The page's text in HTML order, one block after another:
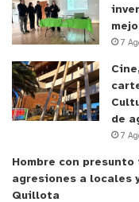
muchas gracias,
Acto de reparación
Por su parte, el
haber podido
a Pablo Gac
está mucho más
deuda de esas
lo veníamos
7
de
7
Hombre con
agresiones a locales
Quillota